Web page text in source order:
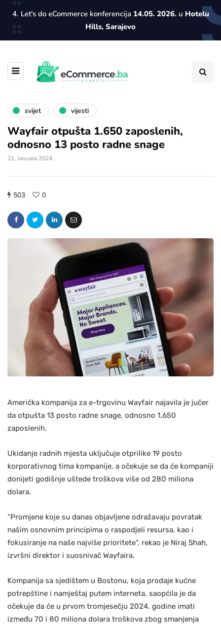
4. Let's do eCommerce konferencija 14.05. 2026.u Hotelu
Hills, Sarajevo
svijet vijesti
Wayfair otpušta 1.650 zaposlenih,
odnosno 13 posto radne snage
21. Januara 2024.
503 0
Američka kompanija za e-trgovinu Wayfair najavila je jučer
da otpušta 13 posto radne snage, odnosno 1.650
zaposlenih.
Ukidanje radnih mjesta uključuje otprilike 19 posto
korporativnog tima kompanije, a očekuje se da će kompaniji
donijeti godišnje uštede troškova više od 280 miliona
dolara.
“Promjene koje su danas objavljene odražavaju povratak
našim osnovnim principima o raspodjeli resursa, kao i
fokusiranje na naše najviše prioritete“, rekao je Niraj Shah,
izvršni direktor i suosnivač Wayfaira.
Kompanija sa sjedištem u Bostonu, koja prodaje kućne
potrepštine i namještaj putem interneta, saopćila je da
očekuje da će u prvom tromjesečju 2024. godine imati
između 70 i 80 miliona dolara troškova zbog smanjenja